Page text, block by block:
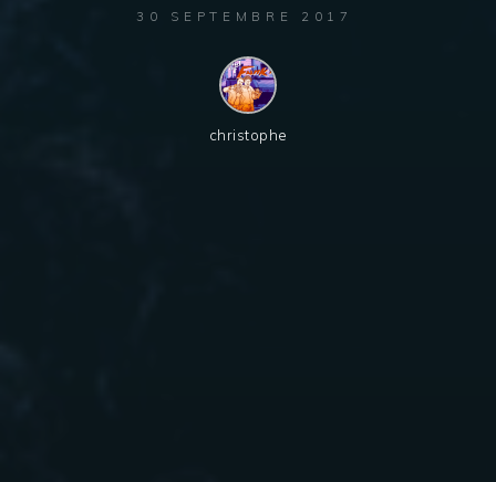
30 SEPTEMBRE 2017
christophe